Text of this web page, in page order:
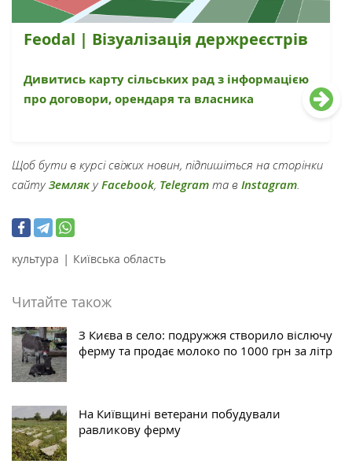
Feodal | Візуалізація держреєстрів
Дивитись карту сільських рад з інформацією
про договори, орендаря та власника
Щоб бути в курсі свіжих новин, підпишіться на сторінки
сайтуЗемлякуFacebook, Telegram та в Instagram.
культура | Київська область
Читайте також
З Києва в село: подружжя створило віслючу
ферму та продає молоко по 1000 грн за літр
На Київщині ветерани побудували
равликову ферму